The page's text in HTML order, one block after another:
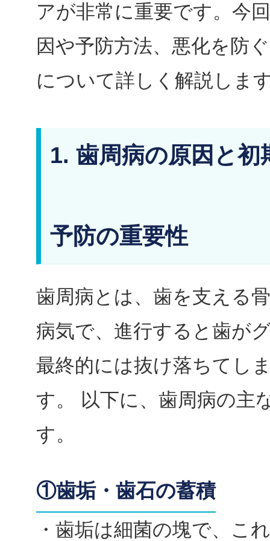
アが非常に重要です。今
因や予防方法、悪化を防
について詳しく解説しま
1. 歯周病の原因と初
予防の重要性
歯周病とは、歯を支える
病気で、進行すると歯が
最終的には抜け落ちてし
す。 以下に、歯周病の主
す。
①歯垢・歯石の蓄積
・歯垢は細菌の塊で、こ